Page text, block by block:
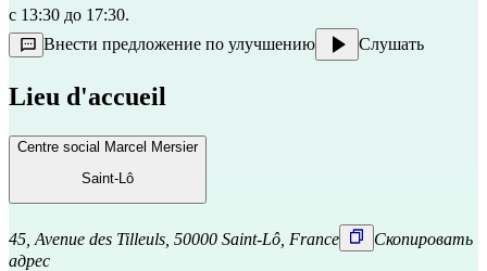
с 13:30 до 17:30.
Внести предложение по улучшению
Слушать
Lieu d'accueil
Centre social Marcel Mersier
Saint-Lô
45, Avenue des Tilleuls, 50000 Saint-Lô, France
Скопировать
адрес